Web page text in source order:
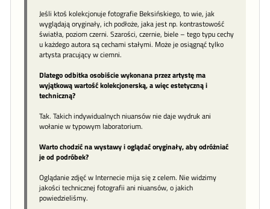
Jeśli ktoś kolekcjonuje fotografie Beksińskiego, to wie, jak
wyglądają oryginały, ich podłoże, jaka jest np. kontrastowość
światła, poziom czerni. Szarości, czernie, biele – tego typu cechy
u każdego autora są cechami stałymi. Może je osiągnąć tylko
artysta pracujący w ciemni.
Dlatego odbitka osobiście wykonana przez artystę ma
wyjątkową wartość kolekcjonerską, a więc estetyczną i
techniczną?
Tak. Takich indywidualnych niuansów nie daje wydruk ani
wołanie w typowym laboratorium.
Warto chodzić na wystawy i oglądać oryginały, aby odróżniać
je od podróbek?
Oglądanie zdjęć w Internecie mija się z celem. Nie widzimy
jakości technicznej fotografii ani niuansów, o jakich
powiedzieliśmy.